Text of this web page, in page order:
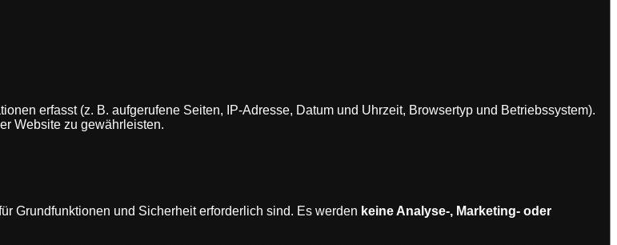
erfasst (z. B. aufgerufene Seiten, IP-Adresse, Datum und Uhrzeit, Browsertyp und Betriebssystem).
Website zu gewährleisten.
Grundfunktionen und Sicherheit erforderlich sind. Es werden keine Analyse-, Marketing- oder